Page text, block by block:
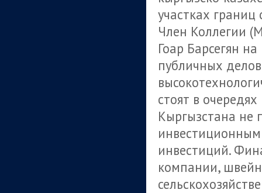
участках
Член Коллегии
Гоар Барсегян
публичных
стоят в
Кыргызстана не
инвестиций.
компании,